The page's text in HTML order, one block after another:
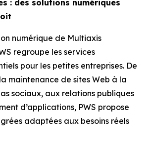
: des solutions numériques
numérique de Multiaxis
regroupe les services
pour les petites entreprises. De
maintenance de sites Web à la
sociaux, aux relations publiques
d’applications, PWS propose
adaptées aux besoins réels